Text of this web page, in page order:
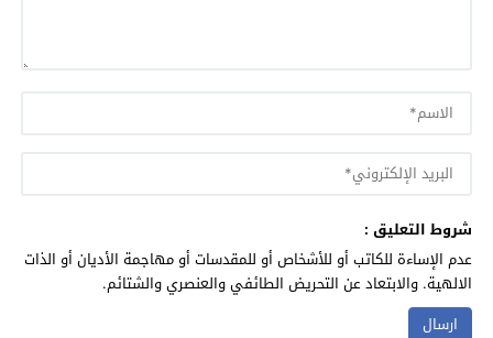
شروط التعليق :
عدم الإساءة للكاتب أو للأشخاص أو للمقدسات أو مهاجمة الأديان أو الذات
الالهية. والابتعاد عن التحريض الطائفي والعنصري والشتائم.